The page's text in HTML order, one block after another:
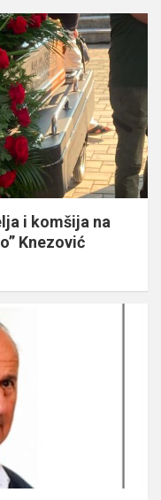
i komšija na
Knezović